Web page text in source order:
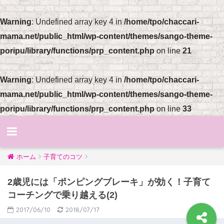
Warning: Undefined array key 4 in/home/tpo/chaccari-
mama.net/public_html/wp-content/themes/sango-theme-
poripu/library/functions/prp_content.phpon line21
Warning: Undefined array key 4 in/home/tpo/chaccari-
mama.net/public_html/wp-content/themes/sango-theme-
poripu/library/functions/prp_content.phpon line33
ホーム 子育てのコツ
2歳児には「ポンピングブレーキ」が効く！子育て
コーチングで乗り越える(2)
2017/06/10 2018/07/17